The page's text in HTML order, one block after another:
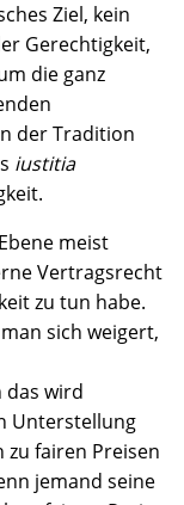
Ziel, kein
Gerechtigkeit,
die ganz
der Tradition
iustitia
meist
Vertragsrecht
zu tun habe.
sich weigert,
das wird
Unterstellung
zu fairen Preisen
jemand seine